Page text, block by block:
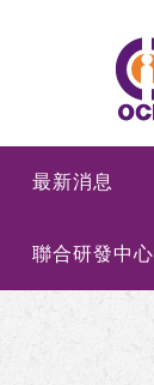
最新消息
聯合研發中心